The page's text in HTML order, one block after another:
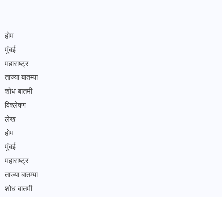
होम
मुंबई
महाराष्ट्र
ताज्या बातम्या
शोध बातमी
विश्लेषण
लेख
होम
मुंबई
महाराष्ट्र
ताज्या बातम्या
शोध बातमी